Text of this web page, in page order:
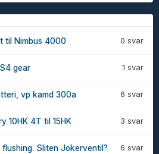
0 svar
til Nimbus 4000
1 svar
gear
6 svar
vp kamd 300a
3 svar
10HK 4T til 15HK
6 svar
Sliten Jokerventil?